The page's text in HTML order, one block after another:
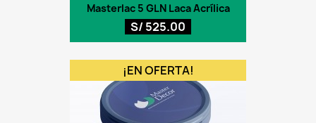
Masterlac 5 GLN Laca Acrílica
S/ 525.00
¡EN OFERTA!